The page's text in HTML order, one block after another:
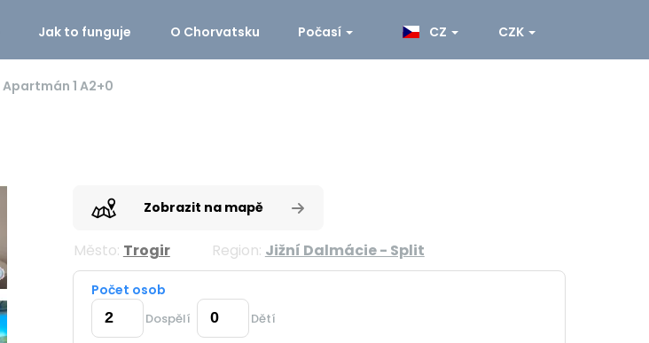
Jak to funguje O Chorvatsku Počasí CZ CZK
Apartmán 1 A2+0
Zobrazit na mapě
Město: Trogir Region: Jižní Dalmácie - Split
Počet osob
Dospělí Dětí